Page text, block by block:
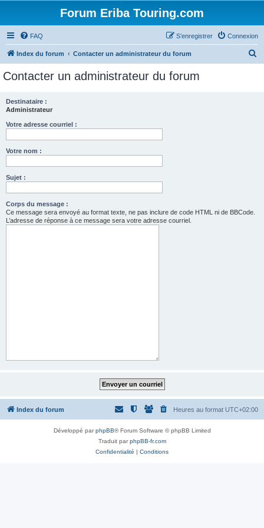
Forum Eriba Touring.com
FAQ Connexion
S’enregistrer
Index du forum Contacter un administrateur du forum
Contacter un administrateur du forum
Destinataire :
Administrateur
Votre adresse courriel :
Votre nom :
Sujet :
Corps du message :
Ce message sera envoyé au format texte, ne pas inclure de code HTML ni de BBCode.
L’adresse de réponse à ce message sera votre adresse courriel.
Index du forum Heures au format UTC+02:00
Développé parphpBB® Forum Software © phpBB Limited
Traduit parphpBB-fr.com
Confidentialité | Conditions